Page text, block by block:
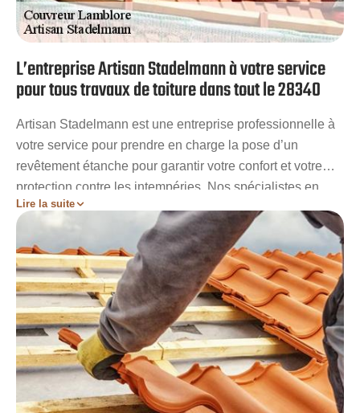
L’entreprise Artisan Stadelmann à votre service
pour tous travaux de toiture dans tout le 28340
Artisan Stadelmann est une entreprise professionnelle à
votre service pour prendre en charge la pose d’un
revêtement étanche pour garantir votre confort et votre
protection contre les intempéries. Nos spécialistes en
toiture peuvent également s'occuper de la restauration,
de la remise en état et de l’entretien de votre couverture.
Nous veillerons toujours répondre à vos exigences en
assurant des résultats de qualité. Si vous souhaitez avoir
plus d’information sur nos services et nos compétences,
demandez vos devis. Ce sera avec plaisir que nous vous
répondrons.
Lire la suite